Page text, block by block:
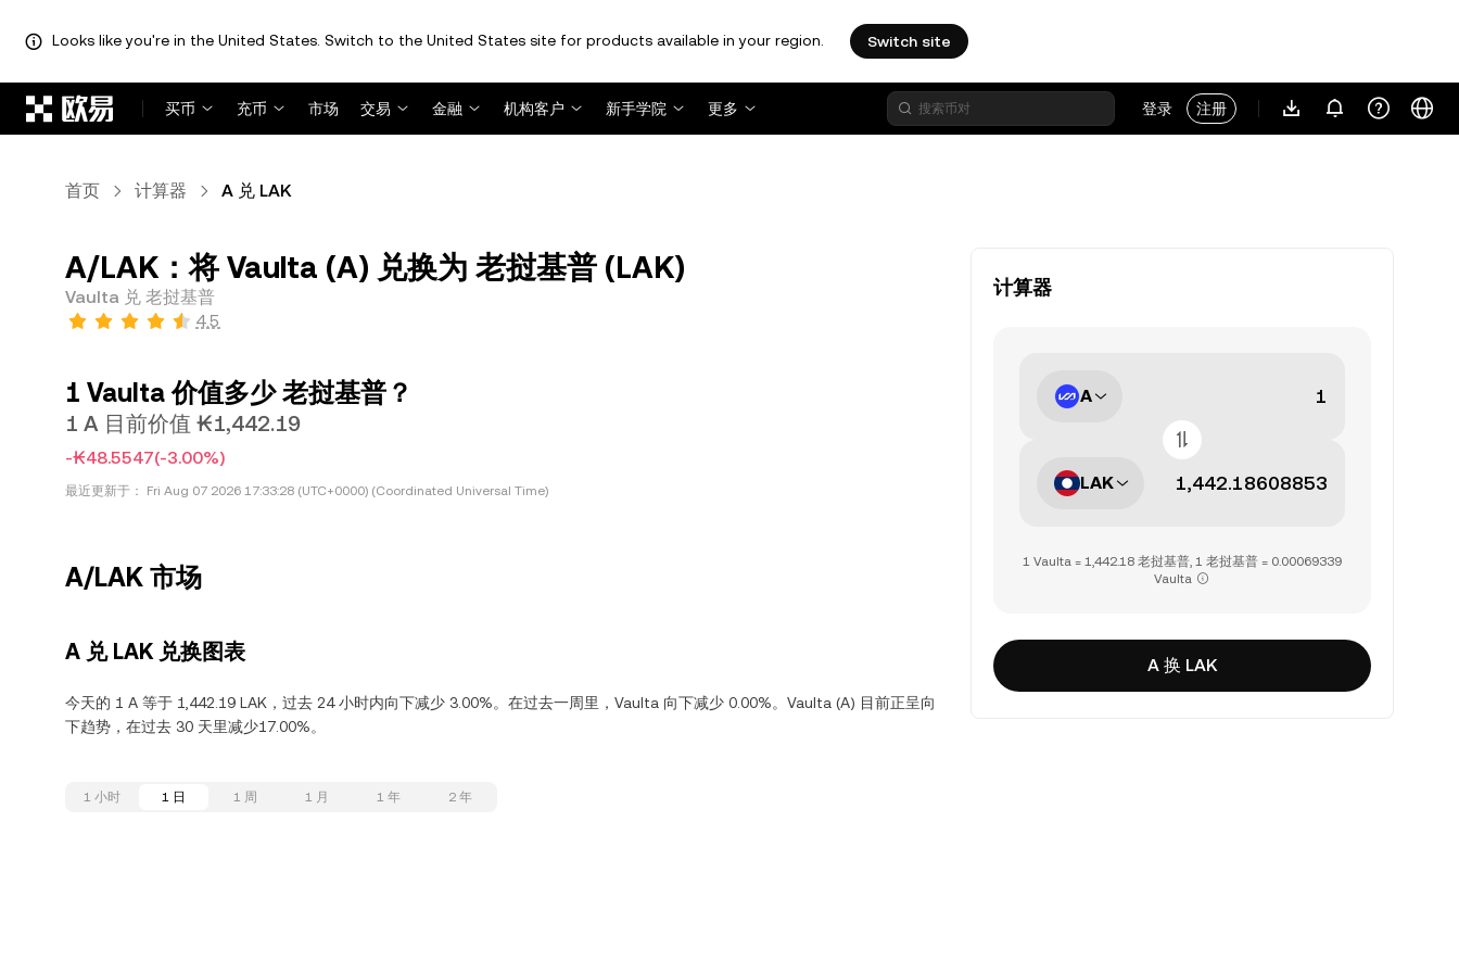
Looks like you're in the United States. Switch to the United States site for products available in your region. Switch site
买币
充币 市场 交易 金融 机构客户 新手学院 更多 登录 注册
首页 计算器 A 兑 LAK
A/LAK：将 Vaulta (A) 兑换为 老挝基普 (LAK)
Vaulta 兑 老挝基普
4.5
1 Vaulta 价值多少 老挝基普？
1 A 目前价值 ₭1,442.19
-₭48.5547(-3.00%)
最近更新于： Fri Aug 07 2026 17:33:28 (UTC+0000) (Coordinated Universal Time)
A/LAK 市场
A 兑 LAK 兑换图表
今天的 1 A 等于 1,442.19 LAK，过去 24 小时内向下减少 3.00%。在过去一周里，Vaulta 向下减少 0.00%。Vaulta (A) 目前正呈向
下趋势，在过去 30 天里减少17.00%。
1 小时 1 日 1 周 1 月 1 年 2 年
计算器
A
LAK
1 Vaulta = 1,442.18 老挝基普, 1 老挝基普 = 0.00069339
Vaulta
A 换 LAK